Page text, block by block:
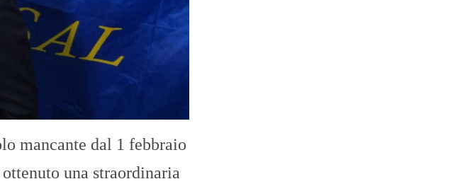
mancante dal 1 febbraio
una straordinaria